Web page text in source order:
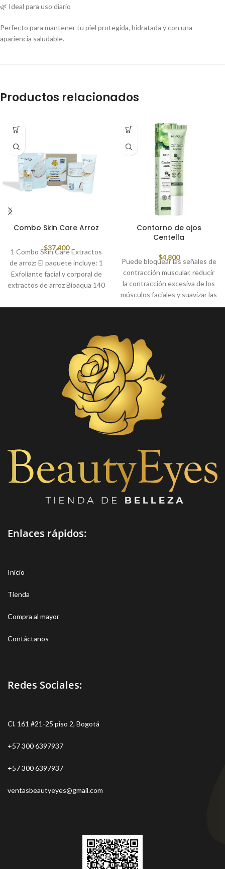
🌿 Ideal para uso diario
Perfecto para mantener tu piel protegida, hidratada y con una
apariencia saludable.
Productos relacionados
Combo Skin Care Arroz
$37,400
1 Combo Skin Care Extractos
de arroz: El paquete incluye: 1
Exfoliante facial y corporal de
extractos de arroz Bioaqua 140
100 gr 1 Crema hidratante de
gr 1 Suero serum de arroz y
acido hialuronico Bioaqua 15 ml
1 Contorno de ojos arroz
Bioaqua 20 gr
Contorno de ojos
Centella
$4,800
Puede bloquear las señales de
contracción muscular, reducir
la contracción excesiva de los
músculos faciales y suavizar las
líneas finas faciales, como
Enlaces rápidos:
Inicio
Tienda
Compra al mayor
Contáctanos
Redes Sociales:
Cl. 161 #21-25 piso 2, Bogotá
+57 300 6397937
+57 300 6397937
ventasbeautyeyes@gmail.com